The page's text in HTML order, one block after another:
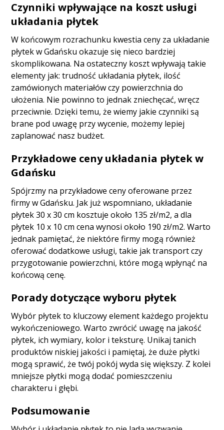
Czynniki wpływające na koszt usługi
układania płytek
W końcowym rozrachunku kwestia ceny za układanie
płytek w Gdańsku okazuje się nieco bardziej
skomplikowana. Na ostateczny koszt wpływają takie
elementy jak: trudność układania płytek, ilość
zamówionych materiałów czy powierzchnia do
ułożenia. Nie powinno to jednak zniechęcać, wręcz
przeciwnie. Dzięki temu, że wiemy jakie czynniki są
brane pod uwagę przy wycenie, możemy lepiej
zaplanować nasz budżet.
Przykładowe ceny układania płytek w
Gdańsku
Spójrzmy na przykładowe ceny oferowane przez
firmy w Gdańsku. Jak już wspomniano, układanie
płytek 30 x 30 cm kosztuje około 135 zł/m2, a dla
płytek 10 x 10 cm cena wynosi około 190 zł/m2. Warto
jednak pamiętać, że niektóre firmy mogą również
oferować dodatkowe usługi, takie jak transport czy
przygotowanie powierzchni, które mogą wpłynąć na
końcową cenę.
Porady dotyczące wyboru płytek
Wybór płytek to kluczowy element każdego projektu
wykończeniowego. Warto zwrócić uwagę na jakość
płytek, ich wymiary, kolor i teksturę. Unikaj tanich
produktów niskiej jakości i pamiętaj, że duże płytki
mogą sprawić, że twój pokój wyda się większy. Z kolei
mniejsze płytki mogą dodać pomieszczeniu
charakteru i głębi.
Podsumowanie